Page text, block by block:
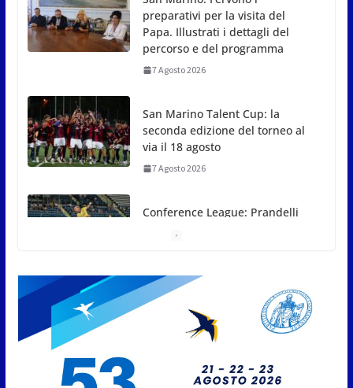
preparativi per la visita del
Papa. Illustrati i dettagli del
percorso e del programma
7 Agosto 2026
San Marino Talent Cup: la
seconda edizione del torneo al
via il 18 agosto
7 Agosto 2026
Conference League: Prandelli
San Marino. Eclissi di sole
mercoledì 12, verso l’ora del
tramonto. I luoghi del territorio
7 Agosto 2026